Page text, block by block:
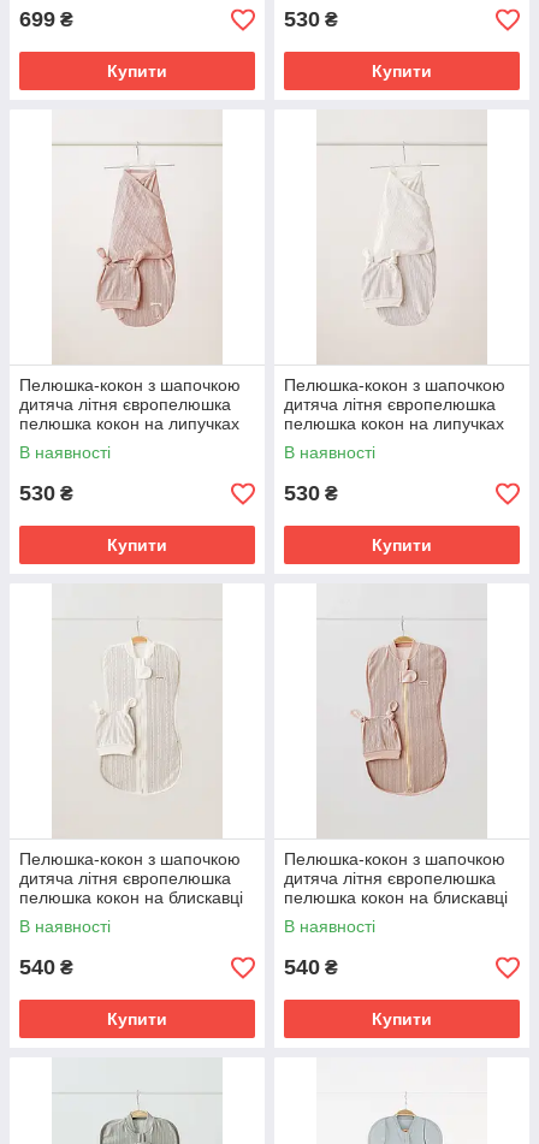
699 ₴
Купити
530 ₴
Купити
Пелюшка-кокон з шапочкою
дитяча літня європелюшка
пелюшка кокон на липучках
для новонародженого 3-6 міс
В наявності
530 ₴
Купити
Пелюшка-кокон з шапочкою
дитяча літня європелюшка
пелюшка кокон на липучках
для новонародженого 0-3 і 3-
6 міс
В наявності
530 ₴
Купити
Пелюшка-кокон з шапочкою
дитяча літня європелюшка
пелюшка кокон на блискавці
для новонародженого 0-3 міс
В наявності
540 ₴
Купити
Пелюшка-кокон з шапочкою
дитяча літня європелюшка
пелюшка кокон на блискавці
для новонародженого 0-3 і 3-
6 міс
В наявності
540 ₴
Купити